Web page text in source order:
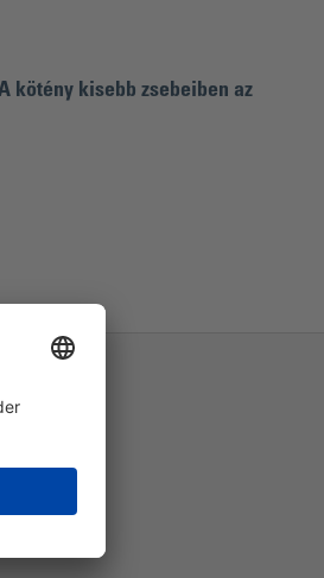
kötény kisebb zsebeiben az